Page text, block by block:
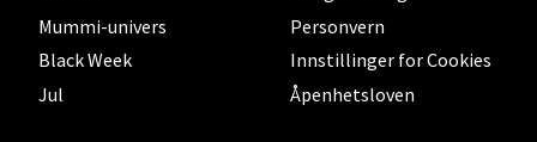
Mummi-univers
Black Week
Jul
Personvern
Innstillinger for Cookies
Åpenhetsloven